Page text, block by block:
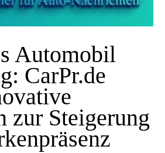
Automobil
CarPr.de
zur Steigerung